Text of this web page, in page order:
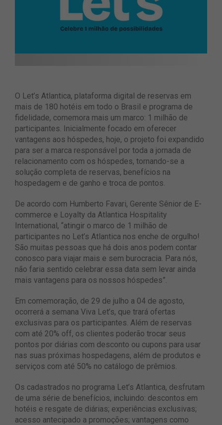
O Let’s Atlantica, plataforma digital de reservas em
mais de 180 hotéis em todo o Brasil e programa de
fidelidade, comemora mais um marco: 1 milhão de
participantes. Inicialmente focado em oferecer
vantagens aos hóspedes, hoje, o projeto foi expandido
para ser a marca responsável por toda a jornada de
relacionamento com os hóspedes, tornando-se a
solução completa de reservas, benefícios na
hospedagem e de ganho e troca de pontos.
De acordo com Humberto Favari, Gerente Sênior de E-
commerce e Loyalty da Atlantica Hospitality
International, “atingir o marco de 1 milhão de
participantes no Let’s Atlantica nos enche de orgulho!
São muitas pessoas que há dois anos podem contar
conosco para viajar mais e sem burocracia. Para nós,
não faria sentido celebrar essa data sem levar ainda
mais vantagens para os nossos hóspedes”.
Em comemoração, de 29 de julho a 04 de agosto,
ocorrerá a semana Viva Let’s, que trará ofertas
exclusivas para os participantes. Além de reservas
com até 20% off, os clientes poderão trocar seus
pontos por diárias com desconto ou cupons para usar
nas suas próximas hospedagens, além de produtos e
serviços com até 50% no catálogo de prêmios.
Os cadastrados no programa Let’s Atlantica, desfrutam
de uma série de benefícios, incluindo: descontos em
hotéis e resgate de diárias; experiências exclusivas;
acesso antecipado a promoções; vantagens como